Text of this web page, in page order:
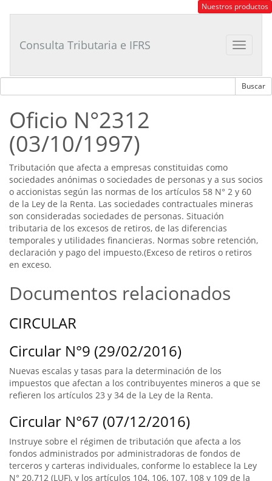
Tributario
Nuestros productos
Toggle
Consulta Tributaria e IFRS
Oficio N°2312
(03/10/1997)
Tributación que afecta a empresas constituidas como
sociedades anónimas o sociedades de personas y a sus socios
o accionistas según las normas de los artículos 58 N° 2 y 60
de la Ley de la Renta. Las sociedades contractuales mineras
son consideradas sociedades de personas. Situación
tributaria de los excesos de retiros, de las diferencias
temporales y utilidades financieras. Normas sobre retención,
declaración y pago del impuesto.(Exceso de retiros o retiros
en exceso.
Documentos relacionados
CIRCULAR
Circular N°9 (29/02/2016)
Nuevas escalas y tasas para la determinación de los
impuestos que afectan a los contribuyentes mineros a que se
refieren los artículos 23 y 34 de la Ley de la Renta.
Circular N°67 (07/12/2016)
Instruye sobre el régimen de tributación que afecta a los
fondos administrados por administradoras de fondos de
terceros y carteras individuales, conforme lo establece la Ley
N° 20.712 (LUF), y los artículos 104, 106, 107, 108 y 109 de la